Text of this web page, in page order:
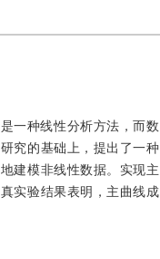
一种线性分析方法，而数
究的基础上，提出了一种
建模非线性数据。实现主
实验结果表明，主曲线成